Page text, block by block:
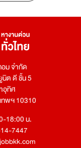
ม จำกัด
นิต ดี ชั้น 5
อุทิศ
ทพฯ 10310
18:00 น.
7447